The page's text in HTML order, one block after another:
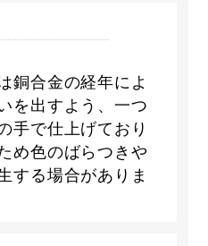
銅合金の経年によ
を出すよう、一つ
手で仕上げており
め色のばらつきや
する場合がありま